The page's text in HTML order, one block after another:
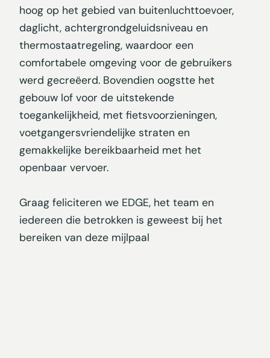
hoog op het gebied van buitenluchttoevoer,
daglicht, achtergrondgeluidsniveau en
thermostaatregeling, waardoor een
comfortabele omgeving voor de gebruikers
werd gecreëerd. Bovendien oogstte het
gebouw lof voor de uitstekende
toegankelijkheid, met fietsvoorzieningen,
voetgangersvriendelijke straten en
gemakkelijke bereikbaarheid met het
openbaar vervoer.
Graag feliciteren we EDGE, het team en
iedereen die betrokken is geweest bij het
bereiken van deze mijlpaal